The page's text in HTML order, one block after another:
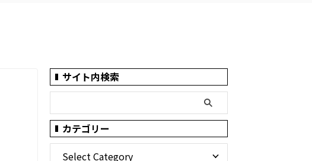
サイト内検索
カテゴリー